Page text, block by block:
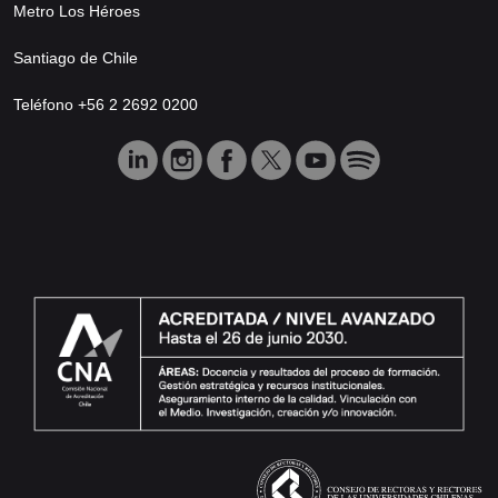
Metro Los Héroes
Santiago de Chile
Teléfono +56 2 2692 0200